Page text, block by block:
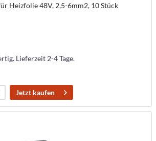
Heizfolie 48V, 2,5-6mm2, 10 Stück
Lieferzeit 2-4 Tage.
Jetzt kaufen